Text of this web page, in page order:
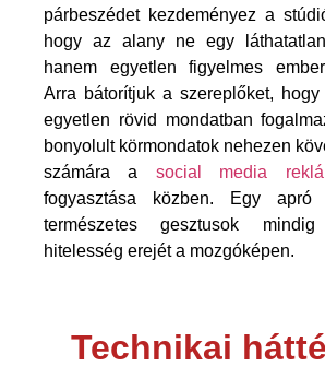
párbeszédet kezdeményez a
hogy az alany ne egy
hanem egyetlen figyelmes
Arra bátorítjuk a szereplőket,
egyetlen rövid mondatban
bonyolult körmondatok nehezen
számára a social media
fogyasztása közben. Egy
természetes gesztusok
hitelesség erejét a mozgóképen.
Technikai